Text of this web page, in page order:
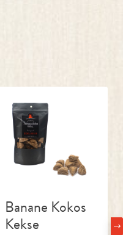
Banane Kokos
Kekse